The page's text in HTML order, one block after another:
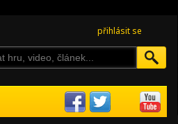
přihlásit se